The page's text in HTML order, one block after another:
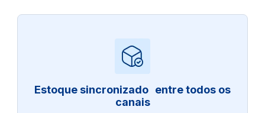
Estoque sincronizado entre todos os
canais